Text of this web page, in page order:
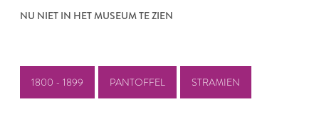
NU NIET IN HET MUSEUM TE ZIEN
1800 - 1899 PANTOFFEL STRAMIEN